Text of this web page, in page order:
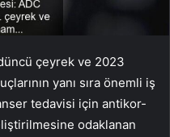
çeyrek ve 2023
yanı sıra önemli iş
tedavisi için antikor-
odaklanan